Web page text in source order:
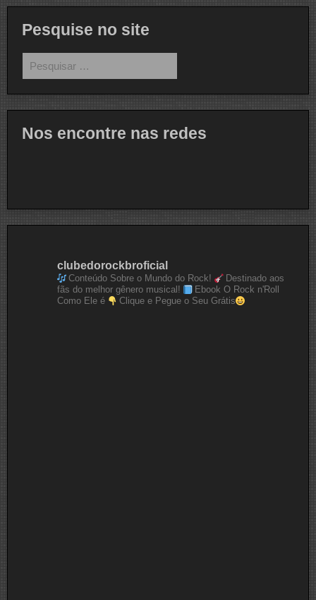
Pesquise no site
por:
Nos encontre nas redes
clubedorockbroficial
Conteúdo Sobre o Mundo do Rock!
Destinado aos
fãs do melhor gênero musical!
Ebook O Rock n'Roll
Como Ele é
Clique e Pegue o Seu Grátis